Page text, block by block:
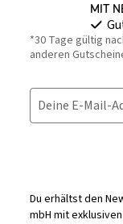
Mit
*30 Tage gültig
anderen
Deine E-Mail-
Du erhältst den
mbH mit